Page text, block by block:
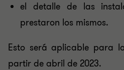
el detalle de las
prestaron los mismos.
Esto será aplicable para
partir de abril de 2023.